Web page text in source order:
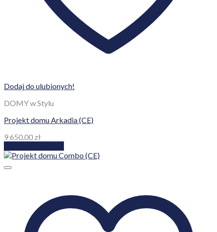
Dodaj do ulubionych!
DOMY w Stylu
Projekt domu Arkadia (CE)
9 650,00 zł